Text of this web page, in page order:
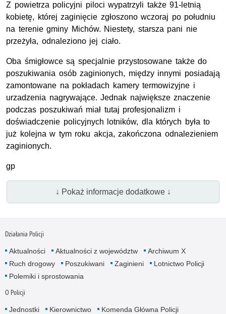
Z powietrza policyjni piloci wypatrzyli także 91-letnią
kobietę, której zaginięcie zgłoszono wczoraj po południu
na terenie gminy Michów. Niestety, starsza pani nie
przeżyła, odnaleziono jej ciało.
Oba śmigłowce są specjalnie przystosowane także do
poszukiwania osób zaginionych, między innymi posiadają
zamontowane na pokładach kamery termowizyjne i
urzadzenia nagrywające. Jednak największe znaczenie
podczas poszukiwań miał tutaj profesjonalizm i
doświadczenie policyjnych lotników, dla których była to
już kolejna w tym roku akcja, zakończona odnalezieniem
zaginionych.
gp
↓ Pokaż informacje dodatkowe ↓
Działania Policji
Aktualności Aktualności z województw
Archiwum X
Ruch drogowy
Poszukiwani Zaginieni
Lotnictwo Policji
Polemiki i sprostowania
O Policji
Jednostki Kierownictwo
Komenda Główna Policji